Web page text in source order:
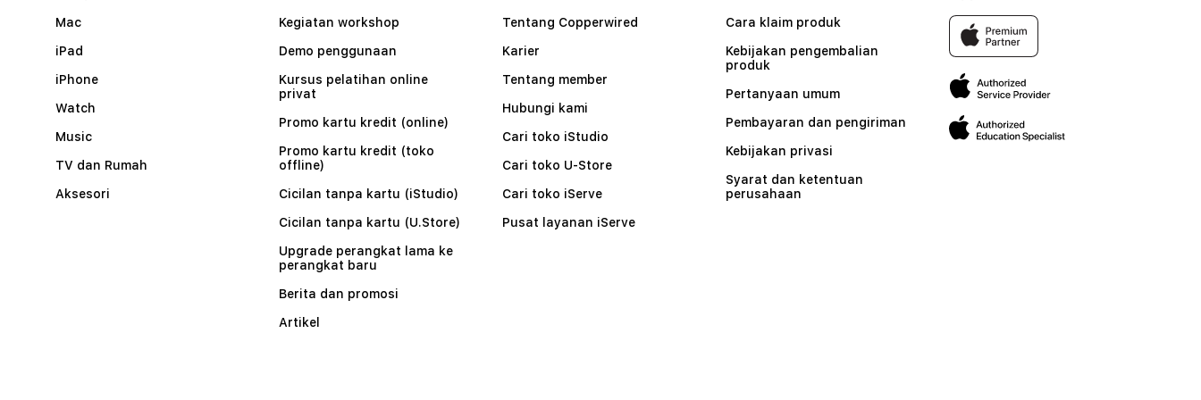
Mac
iPad
iPhone
Watch
Music
TV dan Rumah
Aksesori
Kegiatan workshop
Demo penggunaan
Kursus pelatihan online
privat
Promo kartu kredit (online)
Promo kartu kredit (toko
offline)
Cicilan tanpa kartu (iStudio)
Cicilan tanpa kartu (U.Store)
Upgrade perangkat lama ke
perangkat baru
Berita dan promosi
Artikel
Tentang Copperwired
Karier
Tentang member
Hubungi kami
Cari toko iStudio
Cari toko U-Store
Cari toko iServe
Pusat layanan iServe
Cara klaim produk
Kebijakan pengembalian
produk
Pertanyaan umum
Pembayaran dan pengiriman
Kebijakan privasi
Syarat dan ketentuan
perusahaan